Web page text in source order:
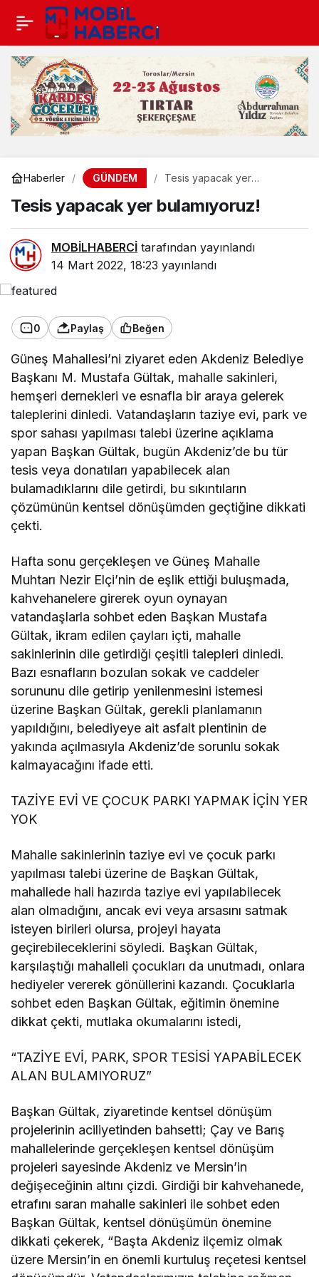
Haberler GÜNDEM
Tesis yapacak yer
Tesis yapacak yer bulamıyoruz!
MOBİLHABERCİ tarafından yayınlandı
14 Mart 2022, 18:23 yayınlandı
0 Paylaş Beğen
Güneş Mahallesi’ni ziyaret eden Akdeniz Belediye
Başkanı M. Mustafa Gültak, mahalle sakinleri,
hemşeri dernekleri ve esnafla bir araya gelerek
taleplerini dinledi. Vatandaşların taziye evi, park ve
spor sahası yapılması talebi üzerine açıklama
yapan Başkan Gültak, bugün Akdeniz’de bu tür
tesis veya donatıları yapabilecek alan
bulamadıklarını dile getirdi, bu sıkıntıların
çözümünün kentsel dönüşümden geçtiğine dikkati
çekti.
Hafta sonu gerçekleşen ve Güneş Mahalle
Muhtarı Nezir Elçi’nin de eşlik ettiği buluşmada,
kahvehanelere girerek oyun oynayan
vatandaşlarla sohbet eden Başkan Mustafa
Gültak, ikram edilen çayları içti, mahalle
sakinlerinin dile getirdiği çeşitli talepleri dinledi.
Bazı esnafların bozulan sokak ve caddeler
sorununu dile getirip yenilenmesini istemesi
üzerine Başkan Gültak, gerekli planlamanın
yapıldığını, belediyeye ait asfalt plentinin de
yakında açılmasıyla Akdeniz’de sorunlu sokak
kalmayacağını ifade etti.
TAZİYE EVİ VE ÇOCUK PARKI YAPMAK İÇİN YER
YOK
Mahalle sakinlerinin taziye evi ve çocuk parkı
yapılması talebi üzerine de Başkan Gültak,
mahallede hali hazırda taziye evi yapılabilecek
alan olmadığını, ancak evi veya arsasını satmak
isteyen birileri olursa, projeyi hayata
geçirebileceklerini söyledi. Başkan Gültak,
karşılaştığı mahalleli çocukları da unutmadı, onlara
hediyeler vererek gönüllerini kazandı. Çocuklarla
sohbet eden Başkan Gültak, eğitimin önemine
dikkat çekti, mutlaka okumalarını istedi,
“TAZİYE EVİ, PARK, SPOR TESİSİ YAPABİLECEK
ALAN BULAMIYORUZ”
Başkan Gültak, ziyaretinde kentsel dönüşüm
projelerinin aciliyetinden bahsetti; Çay ve Barış
mahallelerinde gerçekleşen kentsel dönüşüm
projeleri sayesinde Akdeniz ve Mersin’in
değişeceğinin altını çizdi. Girdiği bir kahvehanede,
etrafını saran mahalle sakinleri ile sohbet eden
Başkan Gültak, kentsel dönüşümün önemine
dikkati çekerek, “Başta Akdeniz ilçemiz olmak
üzere Mersin’in en önemli kurtuluş reçetesi kentsel